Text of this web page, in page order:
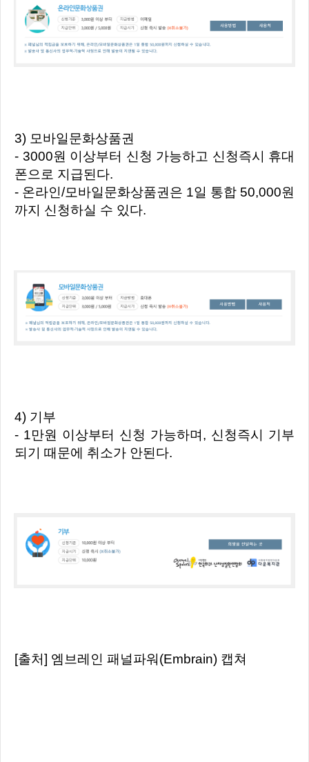
3) 모바일문화상품권
- 3000원 이상부터 신청 가능하고 신청즉시 휴대
폰으로 지급된다.
- 온라인/모바일문화상품권은 1일 통합 50,000원
까지 신청하실 수 있다.
4) 기부
- 1만원 이상부터 신청 가능하며, 신청즉시 기부
되기 때문에 취소가 안된다.
[출처] 엠브레인 패널파워(Embrain) 캡쳐